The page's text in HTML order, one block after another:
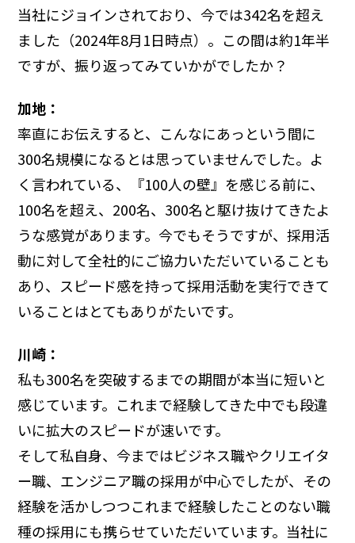
当社にジョインされており、今では342名を超え
ました（2024年8月1日時点）。この間は約1年半
ですが、振り返ってみていかがでしたか？
加地：
率直にお伝えすると、こんなにあっという間に
300名規模になるとは思っていませんでした。よ
く言われている、『100人の壁』を感じる前に、
100名を超え、200名、300名と駆け抜けてきたよ
うな感覚があります。今でもそうですが、採用活
動に対して全社的にご協力いただいていることも
あり、スピード感を持って採用活動を実行できて
いることはとてもありがたいです。
川崎：
私も300名を突破するまでの期間が本当に短いと
感じています。これまで経験してきた中でも段違
いに拡大のスピードが速いです。
そして私自身、今まではビジネス職やクリエイタ
ー職、エンジニア職の採用が中心でしたが、その
経験を活かしつつこれまで経験したことのない職
種の採用にも携らせていただいています。当社に